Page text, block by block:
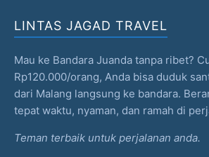
LINTAS JAGAD TRAVEL
Mau ke Bandara Juanda tanpa ribet?
Rp120.000/orang, Anda bisa duduk
dari Malang langsung ke bandara.
tepat waktu, nyaman, dan ramah di
Teman terbaik untuk perjalanan anda.